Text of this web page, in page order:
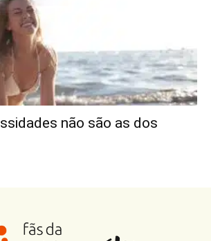
não são as dos